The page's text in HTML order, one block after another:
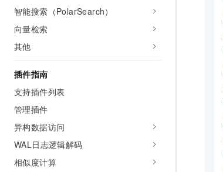
智能搜索（PolarSearch）
向量检索
其他
插件指南
支持插件列表
管理插件
异构数据访问
WAL日志逻辑解码
相似度计算